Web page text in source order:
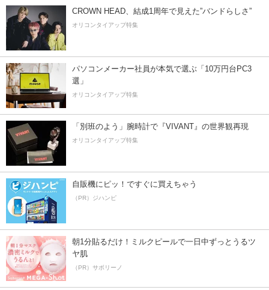
CROWN HEAD、結成1周年で見えた”バンドらしさ”
オリコンタイアップ特集
パソコンメーカー社員が本気で選ぶ「10万円台PC3
選」
オリコンタイアップ特集
「別班のよう」腕時計で『VIVANT』の世界観再現
オリコンタイアップ特集
自販機にピッ！ですぐに買えちゃう
（PR）ジハンピ
朝1分貼るだけ！ミルクピールで一日中ずっとうるツ
ヤ肌
（PR）サボリーノ